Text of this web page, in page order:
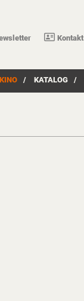
Kontakt
KINO / KATALOG /